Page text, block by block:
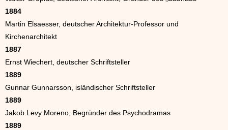
1884
Martin Elsaesser, deutscher Architektur-Professor und
Kirchenarchitekt
1887
Ernst Wiechert, deutscher Schriftsteller
1889
Gunnar Gunnarsson, isländischer Schriftsteller
1889
Jakob Levy Moreno, Begründer des Psychodramas
1889